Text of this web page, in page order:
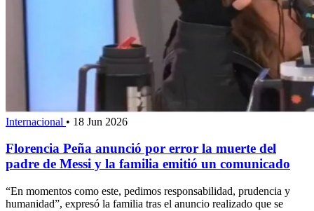
Internacional • 18 Jun 2026
Florencia Peña anunció por error la muerte del
padre de Messi y la familia emitió un comunicado
“En momentos como este, pedimos responsabilidad, prudencia y
humanidad”, expresó la familia tras el anuncio realizado que se